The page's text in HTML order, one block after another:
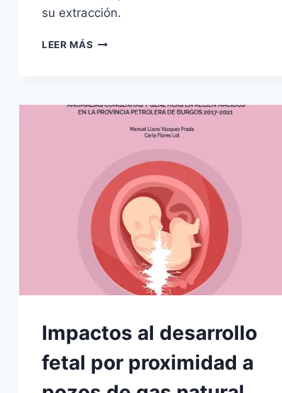
su extracción.
LEER MÁS CUADERNO
COMO
MINERAL
PAPEL
DE
MÉXICO
Impactos al desarrollo
fetal por proximidad a